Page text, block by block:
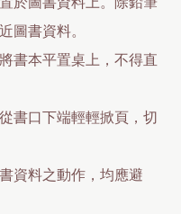
圖書資料。
書本平置桌上，不得直
書口下端輕輕掀頁，切
資料之動作，均應避